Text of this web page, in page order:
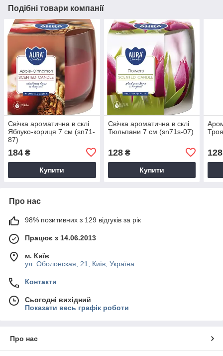
Подібні товари компанії
Свічка ароматична в склі
Яблуко-кориця 7 см (sn71-
87)
184 ₴
Купити
Свічка ароматична в склі
Тюльпани 7 см (sn71s-07)
128₴
Купити
128
Про нас
98% позитивних з 129 відгуків за рік
Працює з 14.06.2013
м. Київ
ул. Оболонская, 21, Київ, Україна
Контакти
Сьогодні вихідний
Показати весь графік роботи
Про нас